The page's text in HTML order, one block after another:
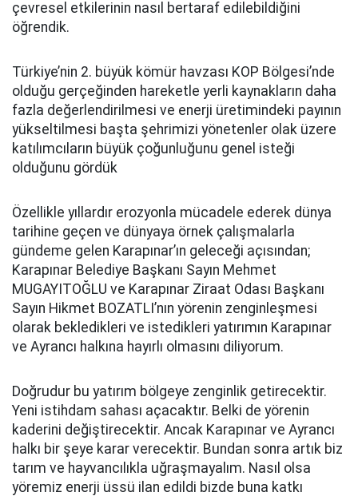
çevresel etkilerinin nasıl bertaraf edilebildiğini
öğrendik.
Türkiye’nin 2. büyük kömür havzası KOP Bölgesi’nde
olduğu gerçeğinden hareketle yerli kaynakların daha
fazla değerlendirilmesi ve enerji üretimindeki payının
yükseltilmesi başta şehrimizi yönetenler olak üzere
katılımcıların büyük çoğunluğunu genel isteği
olduğunu gördük
Özellikle yıllardır erozyonla mücadele ederek dünya
tarihine geçen ve dünyaya örnek çalışmalarla
gündeme gelen Karapınar’ın geleceği açısından;
Karapınar Belediye Başkanı Sayın Mehmet
MUGAYITOĞLU ve Karapınar Ziraat Odası Başkanı
Sayın Hikmet BOZATLI’nın yörenin zenginleşmesi
olarak bekledikleri ve istedikleri yatırımın Karapınar
ve Ayrancı halkına hayırlı olmasını diliyorum.
Doğrudur bu yatırım bölgeye zenginlik getirecektir.
Yeni istihdam sahası açacaktır. Belki de yörenin
kaderini değiştirecektir. Ancak Karapınar ve Ayrancı
halkı bir şeye karar verecektir. Bundan sonra artık biz
tarım ve hayvancılıkla uğraşmayalım. Nasıl olsa
yöremiz enerji üssü ilan edildi bizde buna katkı